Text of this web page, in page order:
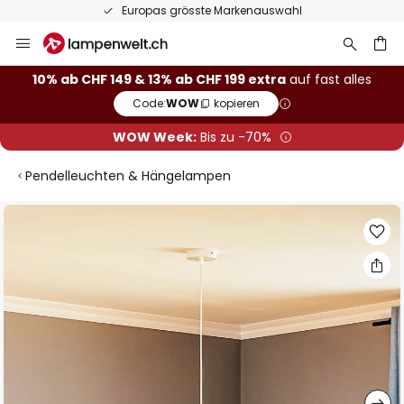
Europas grösste Markenauswahl
Inhalt
springen
10% ab CHF 149 & 13% ab CHF 199 extra auf fast alles
Code:WOW kopieren
WOW Week:Bis zu -70%
Pendelleuchten & Hängelampen
Zum
springen